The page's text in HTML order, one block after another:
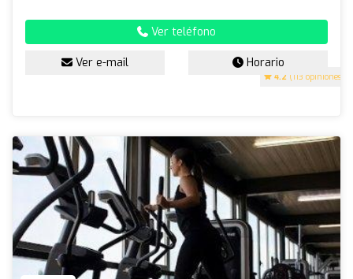
4.2 (113 opiniones)
Ver teléfono
Ver e-mail Horario